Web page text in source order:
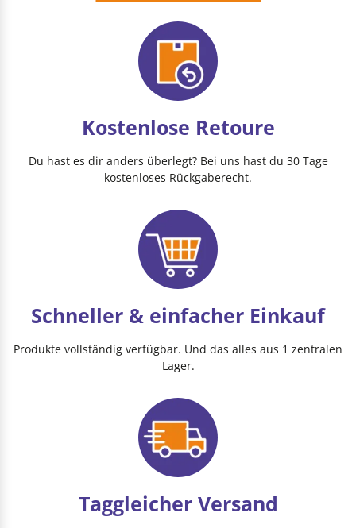
Kostenlose Retoure
Du hast es dir anders überlegt? Bei uns hast du 30 Tage
kostenloses Rückgaberecht.
Schneller & einfacher Einkauf
Produkte vollständig verfügbar. Und das alles aus 1 zentralen
Lager.
Taggleicher Versand